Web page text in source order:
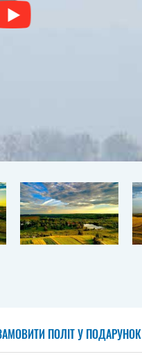
ПОЛІТ У ПОДАРУНОК